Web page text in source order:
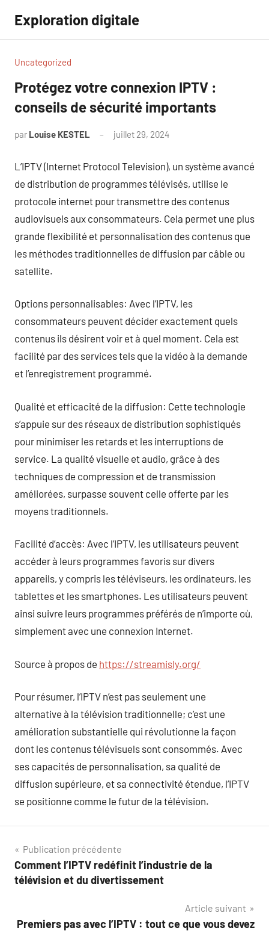
contenu
Exploration digitale
Uncategorized
Protégez votre connexion IPTV :
conseils de sécurité importants
par Louise KESTEL juillet 29, 2024
L’IPTV (Internet Protocol Television), un système avancé
de distribution de programmes télévisés, utilise le
protocole internet pour transmettre des contenus
audiovisuels aux consommateurs. Cela permet une plus
grande flexibilité et personnalisation des contenus que
les méthodes traditionnelles de diffusion par câble ou
satellite.
Options personnalisables: Avec l’IPTV, les
consommateurs peuvent décider exactement quels
contenus ils désirent voir et à quel moment. Cela est
facilité par des services tels que la vidéo à la demande
et l’enregistrement programmé.
Qualité et efficacité de la diffusion: Cette technologie
s’appuie sur des réseaux de distribution sophistiqués
pour minimiser les retards et les interruptions de
service. La qualité visuelle et audio, grâce à des
techniques de compression et de transmission
améliorées, surpasse souvent celle offerte par les
moyens traditionnels.
Facilité d’accès: Avec l’IPTV, les utilisateurs peuvent
accéder à leurs programmes favoris sur divers
appareils, y compris les téléviseurs, les ordinateurs, les
tablettes et les smartphones. Les utilisateurs peuvent
ainsi suivre leurs programmes préférés de n’importe où,
simplement avec une connexion Internet.
Source à propos de https://streamisly.org/
Pour résumer, l’IPTV n’est pas seulement une
alternative à la télévision traditionnelle; c’est une
amélioration substantielle qui révolutionne la façon
dont les contenus télévisuels sont consommés. Avec
ses capacités de personnalisation, sa qualité de
diffusion supérieure, et sa connectivité étendue, l’IPTV
se positionne comme le futur de la télévision.
Navigation
de
Publication précédente
Comment l’IPTV redéfinit l’industrie de la
télévision et du divertissement
Article suivant
Premiers pas avec l’IPTV : tout ce que vous devez